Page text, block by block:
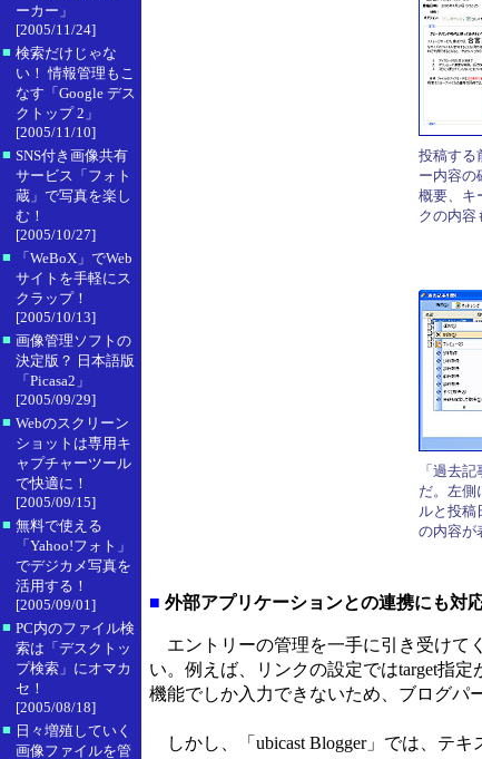
ーカー」
[2005/11/24]
■ 検索だけじゃな
い！ 情報管理もこ
なす「Google デス
クトップ 2」
[2005/11/10]
■ SNS付き画像共有
サービス「フォト
蔵」で写真を楽し
む！
[2005/10/27]
■
「WeBoX」でWeb
サイトを手軽にス
クラップ！
[2005/10/13]
■ 画像管理ソフトの
決定版？ 日本語版
「Picasa2」
[2005/09/29]
■ Webのスクリーン
ショットは専用キ
ャプチャーツール
で快適に！
[2005/09/15]
■ 無料で使える
「Yahoo!フォト」
でデジカメ写真を
活用する！
[2005/09/01]
■ PC内のファイル検
索は「デスクトッ
プ検索」にオマカ
セ！
[2005/08/18]
■ 日々増殖していく
画像ファイルを管
投稿する
ー内容の
概要、キ
クの内容
「過去
だ。左側
ルと投稿
の内容が
■ 外部アプリケーションとの連携にも対
エントリーの管理を一手に引き受けて
い。例えば、リンクの設定ではtarget指
機能でしか入力できないため、ブログパ
しかし、「ubicast Blogger」では、テ